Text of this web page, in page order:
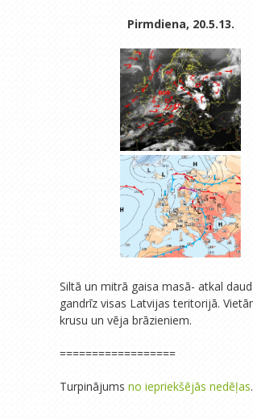
Pirmdiena, 20.5.13.
Siltā un mitrā gaisa masā- atkal
gandrīz visas Latvijas teritorijā.
krusu un vēja brāzieniem.
==================
Turpinājums no iepriekšējās nedēļas.